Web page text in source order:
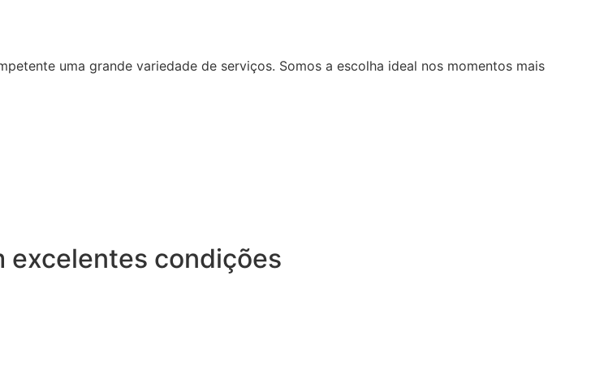
uma grande variedade de serviços. Somos a escolha ideal nos momentos mais
excelentes condições